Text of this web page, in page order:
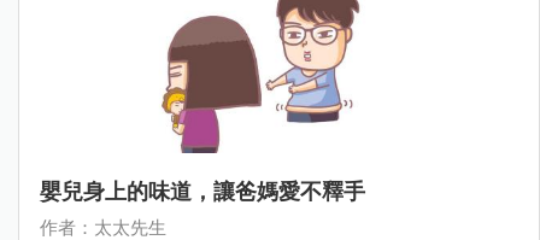
嬰兒身上的味道，讓爸媽愛不釋手
作者：太太先生